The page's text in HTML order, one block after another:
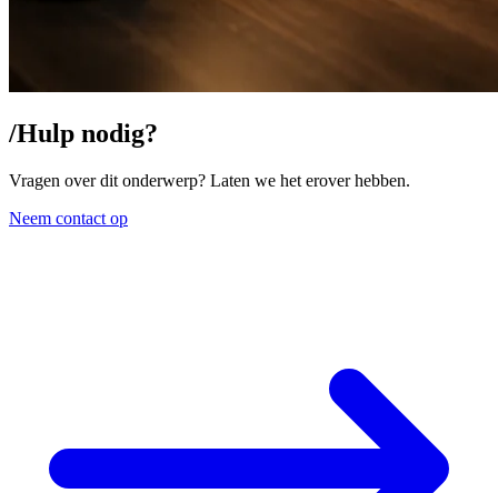
/Hulp nodig?
Vragen over dit onderwerp? Laten we het erover hebben.
Neem contact op